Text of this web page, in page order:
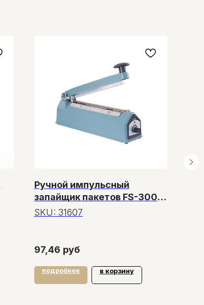
Ручной импульсный
запайщик пакетов FS-300
IRON Lite (мет. корп.)
SKU: 31607
97,46 руб
подробнее в корзину